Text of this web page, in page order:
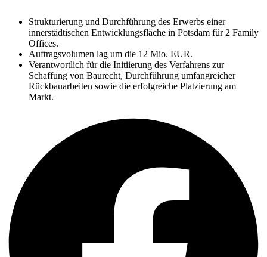
Strukturierung und Durchführung des Erwerbs einer
innerstädtischen Entwicklungsfläche in Potsdam für 2 Family
Offices.
Auftragsvolumen lag um die 12 Mio. EUR.
Verantwortlich für die Initiierung des Verfahrens zur
Schaffung von Baurecht, Durchführung umfangreicher
Rückbauarbeiten sowie die erfolgreiche Platzierung am
Markt.